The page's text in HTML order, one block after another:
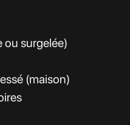
ou surgelée)
(maison)